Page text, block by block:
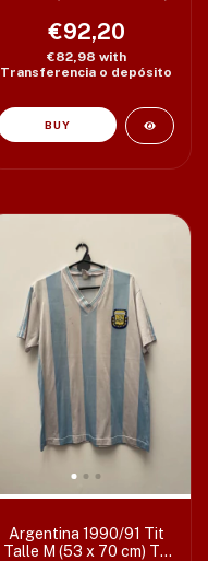
€92,20
€82,98 with
Transferencia o depósito
Argentina 1990/91 Tit
Talle M (53 x 70 cm) T3